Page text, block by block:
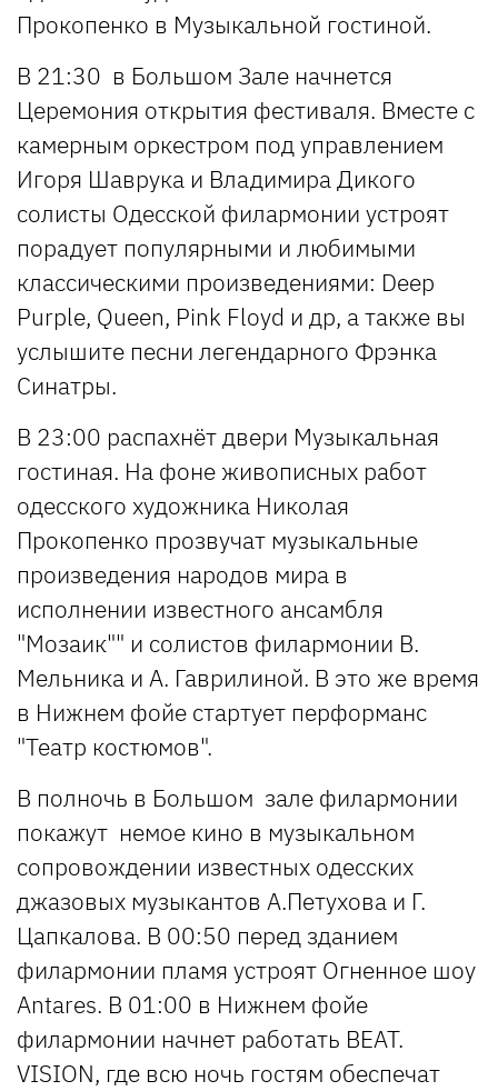
Прокопенко в Музыкальной гостиной.
В 21:30 в Большом Зале начнется
Церемония открытия фестиваля. Вместе с
камерным оркестром под управлением
Игоря Шаврука и Владимира Дикого
солисты Одесской филармонии устроят
порадует популярными и любимыми
классическими произведениями: Deep
Purple, Queen, Pink Floyd и др, а также вы
услышите песни легендарного Фрэнка
Синатры.
В 23:00 распахнёт двери Музыкальная
гостиная. На фоне живописных работ
одесского художника Николая
Прокопенко прозвучат музыкальные
произведения народов мира в
исполнении известного ансамбля
"Мозаик"" и солистов филармонии В.
Мельника и А. Гаврилиной. В это же время
в Нижнем фойе стартует перформанс
"Театр костюмов".
В полночь в Большом зале филармонии
покажут немое кино в музыкальном
сопровождении известных одесских
джазовых музыкантов А.Петухова и Г.
Цапкалова. В 00:50 перед зданием
филармонии пламя устроят Огненное шоу
Аntares. В 01:00 в Нижнем фойе
филармонии начнет работать BEAT.
VISION, где всю ночь гостям обеспечат